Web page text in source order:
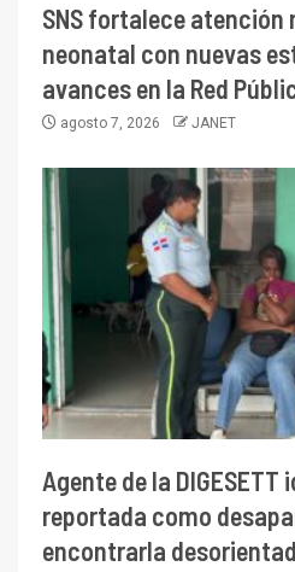
SNS fortalece
neonatal con nuevas
avances en la Red
agosto 7, 2026 JANET
Agente de la
reportada como
encontrarla